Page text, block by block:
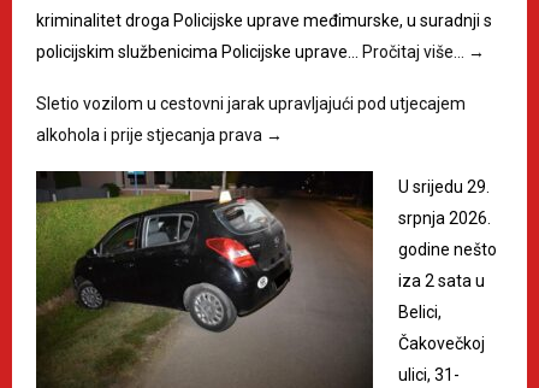
kriminalitet droga Policijske uprave međimurske, u suradnji s
policijskim službenicima Policijske uprave…
Pročitaj više… →
Sletio vozilom u cestovni jarak upravljajući pod utjecajem
alkohola i prije stjecanja prava →
U srijedu 29.
srpnja 2026.
godine nešto
iza 2 sata u
Belici,
Čakovečkoj
ulici, 31-